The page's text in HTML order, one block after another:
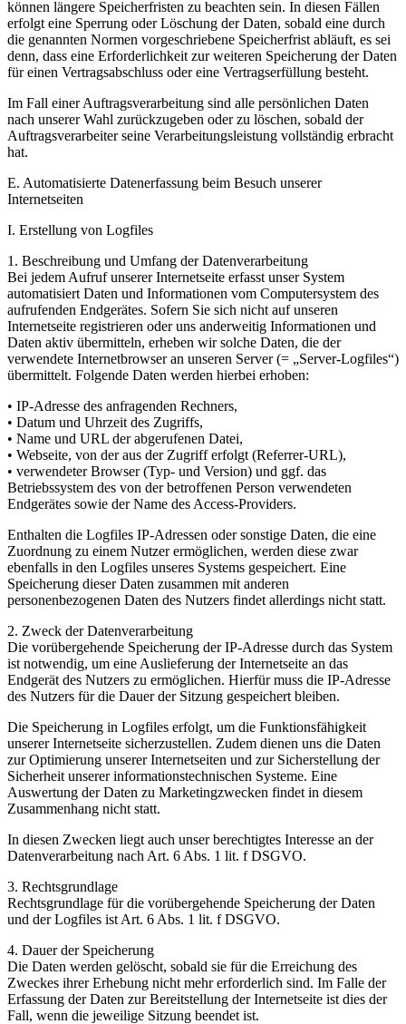
können längere Speicherfristen zu beachten sein. In diesen Fällen
erfolgt eine Sperrung oder Löschung der Daten, sobald eine durch
die genannten Normen vorgeschriebene Speicherfrist abläuft, es sei
denn, dass eine Erforderlichkeit zur weiteren Speicherung der Daten
für einen Vertragsabschluss oder eine Vertragserfüllung besteht.
Im Fall einer Auftragsverarbeitung sind alle persönlichen Daten
nach unserer Wahl zurückzugeben oder zu löschen, sobald der
Auftragsverarbeiter seine Verarbeitungsleistung vollständig erbracht
hat.
E. Automatisierte Datenerfassung beim Besuch unserer
Internetseiten
I. Erstellung von Logfiles
1. Beschreibung und Umfang der Datenverarbeitung
Bei jedem Aufruf unserer Internetseite erfasst unser System
automatisiert Daten und Informationen vom Computersystem des
aufrufenden Endgerätes. Sofern Sie sich nicht auf unseren
Internetseite registrieren oder uns anderweitig Informationen und
Daten aktiv übermitteln, erheben wir solche Daten, die der
verwendete Internetbrowser an unseren Server (= „Server-Logfiles“)
übermittelt. Folgende Daten werden hierbei erhoben:
• IP-Adresse des anfragenden Rechners,
• Datum und Uhrzeit des Zugriffs,
• Name und URL der abgerufenen Datei,
• Webseite, von der aus der Zugriff erfolgt (Referrer-URL),
• verwendeter Browser (Typ- und Version) und ggf. das
Betriebssystem des von der betroffenen Person verwendeten
Endgerätes sowie der Name des Access-Providers.
Enthalten die Logfiles IP-Adressen oder sonstige Daten, die eine
Zuordnung zu einem Nutzer ermöglichen, werden diese zwar
ebenfalls in den Logfiles unseres Systems gespeichert. Eine
Speicherung dieser Daten zusammen mit anderen
personenbezogenen Daten des Nutzers findet allerdings nicht statt.
2. Zweck der Datenverarbeitung
Die vorübergehende Speicherung der IP-Adresse durch das System
ist notwendig, um eine Auslieferung der Internetseite an das
Endgerät des Nutzers zu ermöglichen. Hierfür muss die IP-Adresse
des Nutzers für die Dauer der Sitzung gespeichert bleiben.
Die Speicherung in Logfiles erfolgt, um die Funktionsfähigkeit
unserer Internetseite sicherzustellen. Zudem dienen uns die Daten
zur Optimierung unserer Internetseiten und zur Sicherstellung der
Sicherheit unserer informationstechnischen Systeme. Eine
Auswertung der Daten zu Marketingzwecken findet in diesem
Zusammenhang nicht statt.
In diesen Zwecken liegt auch unser berechtigtes Interesse an der
Datenverarbeitung nach Art. 6 Abs. 1 lit. f DSGVO.
3. Rechtsgrundlage
Rechtsgrundlage für die vorübergehende Speicherung der Daten
und der Logfiles ist Art. 6 Abs. 1 lit. f DSGVO.
4. Dauer der Speicherung
Die Daten werden gelöscht, sobald sie für die Erreichung des
Zweckes ihrer Erhebung nicht mehr erforderlich sind. Im Falle der
Erfassung der Daten zur Bereitstellung der Internetseite ist dies der
Fall, wenn die jeweilige Sitzung beendet ist.